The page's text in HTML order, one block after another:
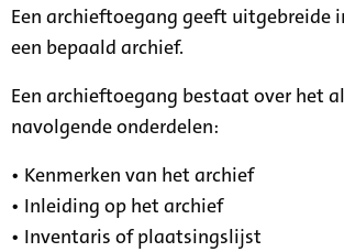
Een archieftoegang geeft uitgebreide
een bepaald archief.
Een archieftoegang bestaat over het
navolgende onderdelen:
• Kenmerken van het archief
• Inleiding op het archief
• Inventaris of plaatsingslijst